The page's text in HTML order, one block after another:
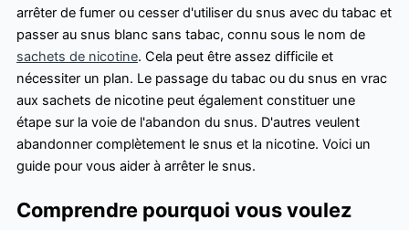
arrêter de fumer ou cesser d'utiliser du snus avec du tabac et
passer au snus blanc sans tabac, connu sous le nom de
sachets de nicotine. Cela peut être assez difficile et
nécessiter un plan. Le passage du tabac ou du snus en vrac
aux sachets de nicotine peut également constituer une
étape sur la voie de l'abandon du snus. D'autres veulent
abandonner complètement le snus et la nicotine. Voici un
guide pour vous aider à arrêter le snus.
Comprendre pourquoi vous voulez